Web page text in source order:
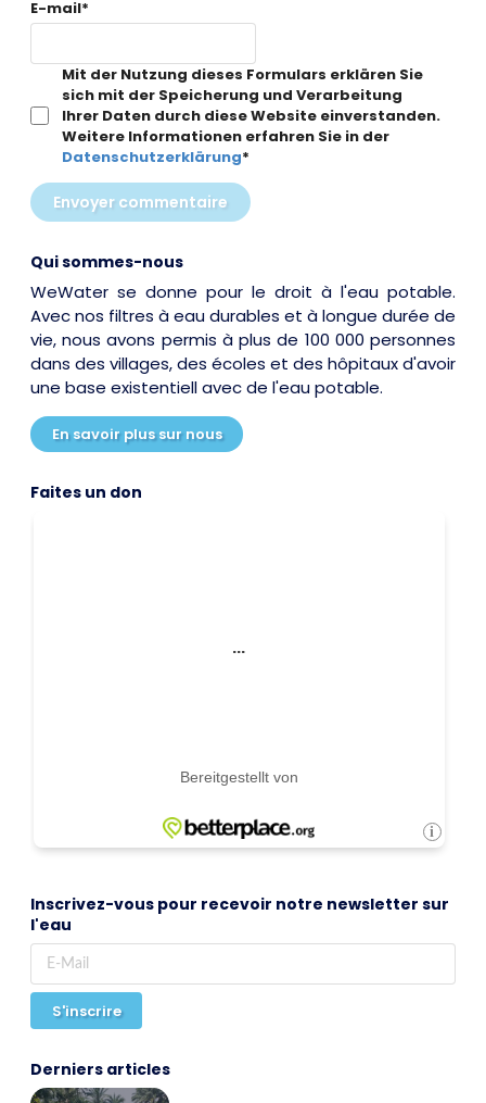
E-mail*
Mit der Nutzung dieses Formulars erklären Sie
sich mit der Speicherung und Verarbeitung
Ihrer Daten durch diese Website einverstanden.
Weitere Informationen erfahren Sie in der
Datenschutzerklärung*
Envoyer commentaire
Qui sommes-nous
WeWater se donne pour le droit à l'eau potable.
Avec nos filtres à eau durables et à longue durée de
vie, nous avons permis à plus de 100 000 personnes
dans des villages, des écoles et des hôpitaux d'avoir
une base existentiell avec de l'eau potable.
En savoir plus sur nous
Faites un don
Inscrivez-vous pour recevoir notre newsletter sur
l'eau
S'inscrire
Derniers articles